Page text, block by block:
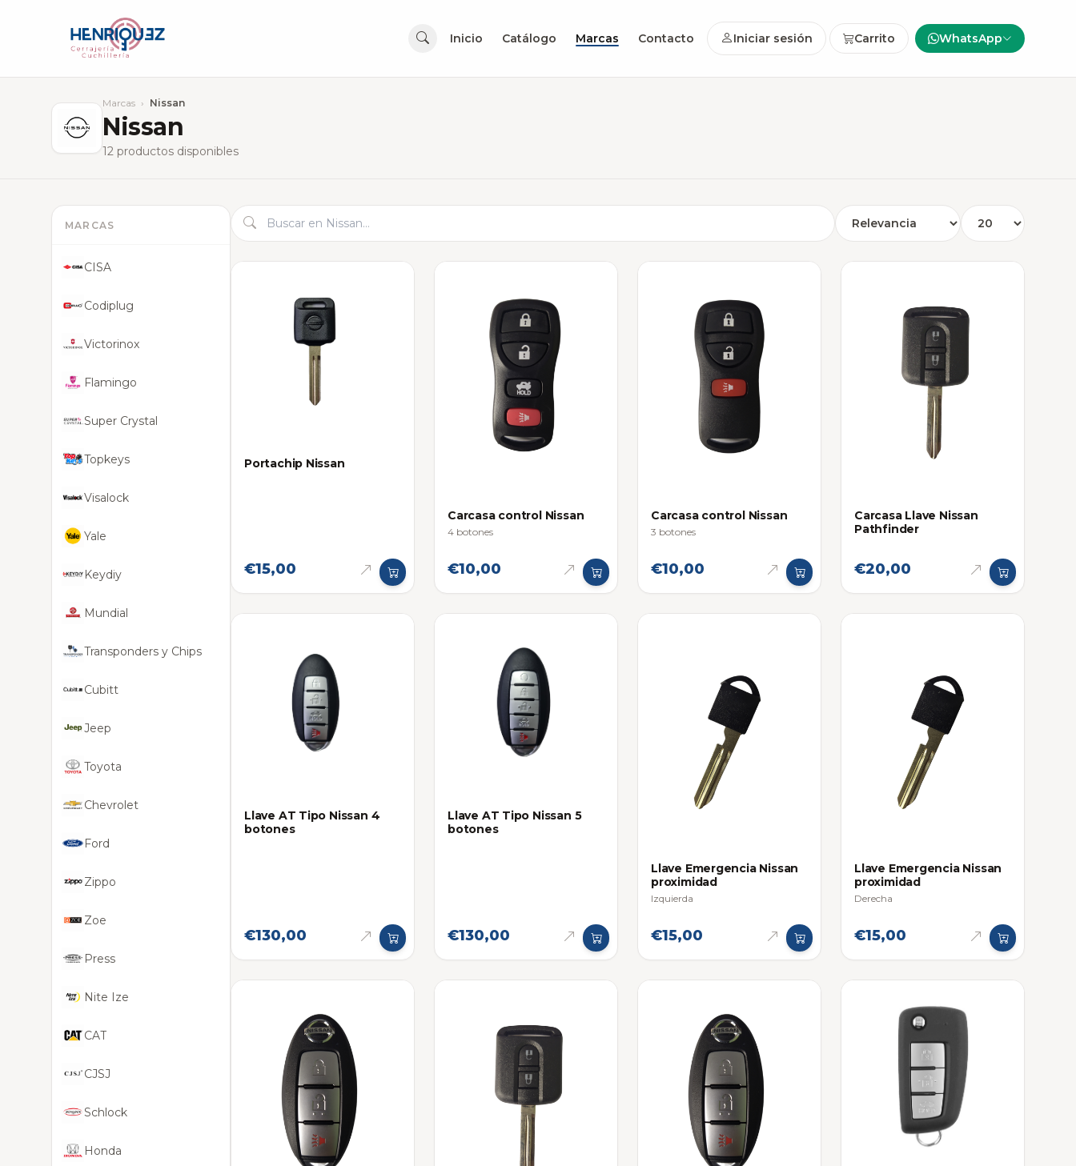
Inicio Catálogo Marcas Contacto Iniciar sesión Carrito WhatsApp
Marcas › Nissan
Nissan
12 productos disponibles
MARCAS
CISA
Codiplug
Victorinox
Flamingo
Super Crystal
Topkeys
Visalock
Yale
Keydiy
Mundial
Transponders y Chips
Cubitt
Jeep
Toyota
Chevrolet
Ford
Zippo
Zoe
Press
Nite Ize
CAT
CJSJ
Schlock
Honda
Portachip Nissan
€15,00
Carcasa control Nissan
4 botones
€10,00
Carcasa control Nissan
3 botones
€10,00
Carcasa Llave Nissan
Pathfinder
€20,00
Llave AT Tipo Nissan 4
botones
€130,00
Llave AT Tipo Nissan 5
botones
€130,00
Llave Emergencia Nissan
proximidad
Izquierda
€15,00
Llave Emergencia Nissan
proximidad
Derecha
€15,00